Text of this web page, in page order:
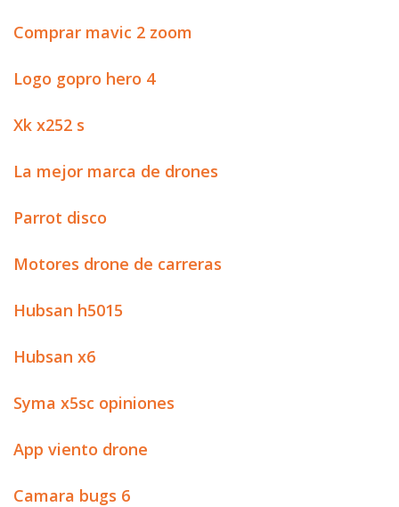
Comprar mavic 2 zoom
Logo gopro hero 4
Xk x252 s
La mejor marca de drones
Parrot disco
Motores drone de carreras
Hubsan h5015
Hubsan x6
Syma x5sc opiniones
App viento drone
Camara bugs 6